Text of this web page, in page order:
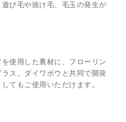
び毛や抜け毛、毛玉の発生が
使用した裏材に、フローリン
ス。ダイワボウと共同で開発
てもご使用いただけます。